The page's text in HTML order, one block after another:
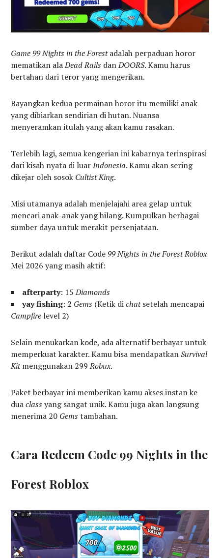
Game 99 Nights in the Forestadalah perpaduan horor
mematikan alaDead Rails danDOORS. Kamu harus
bertahan dari teror yang mengerikan.
Bayangkan kedua permainan horor itu memiliki anak
yang dibiarkan sendirian di hutan. Nuansa
menyeramkan itulah yang akan kamu rasakan.
Terlebih lagi, semua kengerian ini kabarnya terinspirasi
dari kisah nyata di luarIndonesia. Kamu akan sering
dikejar oleh sosok Cultist King.
Misi utamanya adalah menjelajahi area gelap untuk
mencari anak-anak yang hilang. Kumpulkan berbagai
sumber daya untuk merakit persenjataan.
Berikut adalah daftar Code 99 Nights in the ForestRoblox
Mei 2026 yang masih aktif:
afterparty: 15Diamonds
yay fishing: 2 Gems (Ketik dichatsetelah mencapai
Campfire level 2)
Selain menukarkan kode, ada alternatif berbayar untuk
memperkuat karakter. Kamu bisa mendapatkanSurvival
Kitmenggunakan 299Robux.
Paket berbayar ini memberikan kamu akses instan ke
duaclass yang sangat unik. Kamu juga akan langsung
menerima 20 Gems tambahan.
Cara Redeem Code 99 Nights in the
Forest Roblox